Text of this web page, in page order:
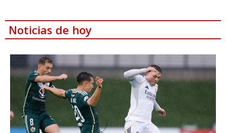
Noticias de hoy